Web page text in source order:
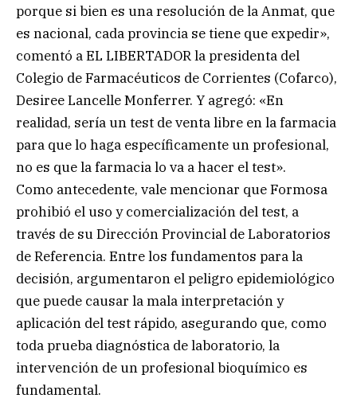
porque si bien es una resolución de la Anmat, que
es nacional, cada provincia se tiene que expedir»,
comentó a EL LIBERTADOR la presidenta del
Colegio de Farmacéuticos de Corrientes (Cofarco),
Desiree Lancelle Monferrer. Y agregó: «En
realidad, sería un test de venta libre en la farmacia
para que lo haga específicamente un profesional,
no es que la farmacia lo va a hacer el test».
Como antecedente, vale mencionar que Formosa
prohibió el uso y comercialización del test, a
través de su Dirección Provincial de Laboratorios
de Referencia. Entre los fundamentos para la
decisión, argumentaron el peligro epidemiológico
que puede causar la mala interpretación y
aplicación del test rápido, asegurando que, como
toda prueba diagnóstica de laboratorio, la
intervención de un profesional bioquímico es
fundamental.